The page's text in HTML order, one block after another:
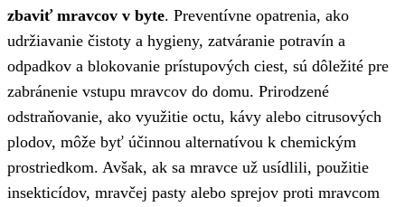
zbaviť mravcov v byte. Preventívne opatrenia, ako
udržiavanie čistoty a hygieny, zatváranie potravín a
odpadkov a blokovanie prístupových ciest, sú dôležité pre
zabránenie vstupu mravcov do domu. Prirodzené
odstraňovanie, ako využitie octu, kávy alebo citrusových
plodov, môže byť účinnou alternatívou k chemickým
prostriedkom. Avšak, ak sa mravce už usídlili, použitie
insekticídov, mravčej pasty alebo sprejov proti mravcom